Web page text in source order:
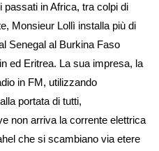
passati in Africa, tra colpi di
Monsieur Lollì installa più di
Senegal al Burkina Faso
ed Eritrea. La sua impresa, la
in FM, utilizzando
portata di tutti,
non arriva la corrente elettrica
che si scambiano via etere